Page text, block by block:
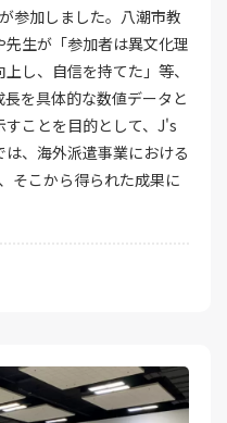
参加しました。八潮市教
生が「参加者は異文化理
し、自信を持てた」等、
を具体的な数値データと
すことを目的として、J's
、海外派遣事業における
そこから得られた成果に